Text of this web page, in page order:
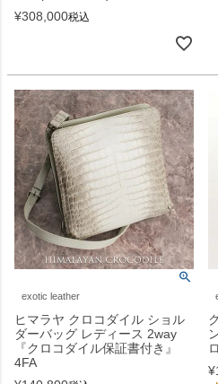
¥308,000税込
exotic leather
ヒマラヤ クロコダイル ショル
ダーバッグ レディース 2way
『クロコダイル保証書付き』
4FA
¥